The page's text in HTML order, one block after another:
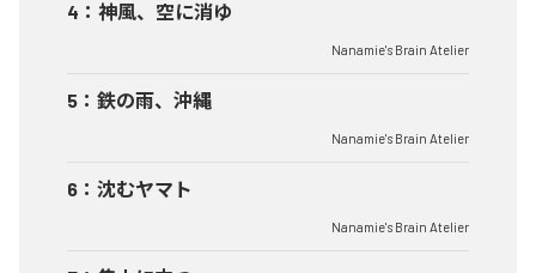
4 ： 神風、空に消ゆ
Nanamie's Brain Atelier
5 ： 鉄の雨、沖縄
Nanamie's Brain Atelier
6 ： 沈むヤマト
Nanamie's Brain Atelier